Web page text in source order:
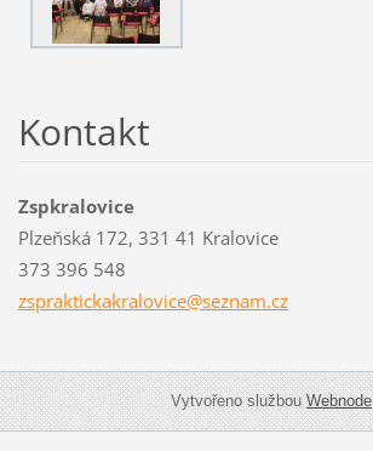
Kontakt
Zspkralovice
Plzeňská 172, 331 41 Kralovice
373 396 548
zspraktickakralovice@seznam.cz
Vytvořeno službouWebnode